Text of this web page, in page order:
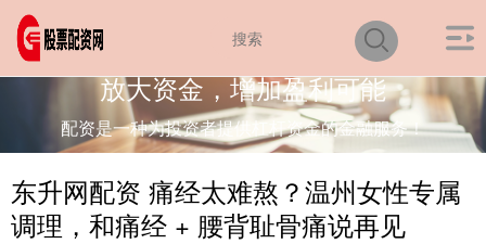
放大资金，增加盈利可能
配资是一种为投资者提供杠杆资金的金融服务！
东升网配资 痛经太难熬？温州女性专属
调理，和痛经 + 腰背耻骨痛说再见